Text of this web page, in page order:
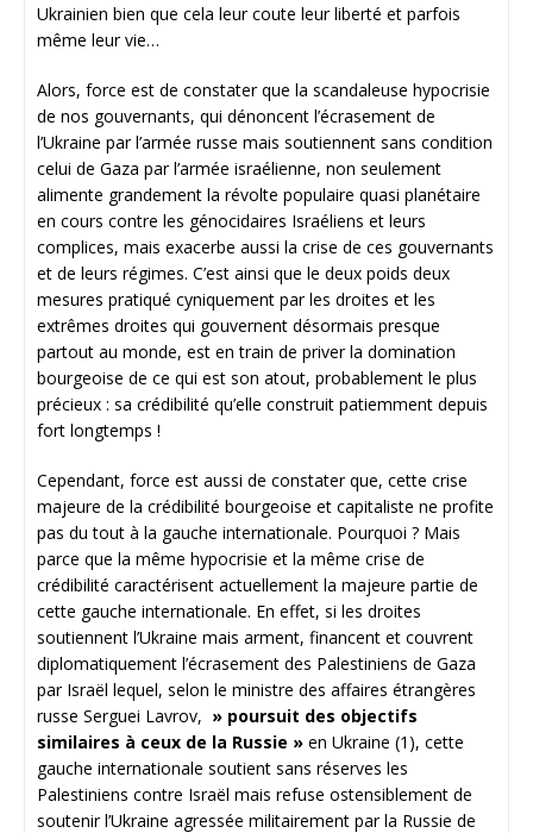
Ukrainien bien que cela leur coute leur liberté et parfois
même leur vie…
Alors, force est de constater que la scandaleuse hypocrisie
de nos gouvernants, qui dénoncent l’écrasement de
l’Ukraine par l’armée russe mais soutiennent sans condition
celui de Gaza par l’armée israélienne, non seulement
alimente grandement la révolte populaire quasi planétaire
en cours contre les génocidaires Israéliens et leurs
complices, mais exacerbe aussi la crise de ces gouvernants
et de leurs régimes. C’est ainsi que le deux poids deux
mesures pratiqué cyniquement par les droites et les
extrêmes droites qui gouvernent désormais presque
partout au monde, est en train de priver la domination
bourgeoise de ce qui est son atout, probablement le plus
précieux : sa crédibilité qu’elle construit patiemment depuis
fort longtemps !
Cependant, force est aussi de constater que, cette crise
majeure de la crédibilité bourgeoise et capitaliste ne profite
pas du tout à la gauche internationale. Pourquoi ? Mais
parce que la même hypocrisie et la même crise de
crédibilité caractérisent actuellement la majeure partie de
cette gauche internationale. En effet, si les droites
soutiennent l’Ukraine mais arment, financent et couvrent
diplomatiquement l’écrasement des Palestiniens de Gaza
par Israël lequel, selon le ministre des affaires étrangères
russe Serguei Lavrov, » poursuit des objectifs
similaires à ceux de la Russie » en Ukraine (1), cette
gauche internationale soutient sans réserves les
Palestiniens contre Israël mais refuse ostensiblement de
soutenir l’Ukraine agressée militairement par la Russie de